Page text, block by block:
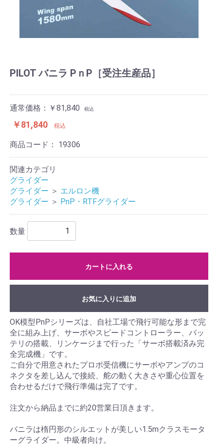
PILOT バニラ PｎP［受注生産品］
通常価格：￥81,840 税込
￥81,840 税込
商品コード： 19306
関連カテゴリ
グライダー
グライダー ＞ エルロン機
グライダー ＞ PnP・RTFグライダー
数量
カートに入れる
お気に入りに追加
OK模型PnPシリーズは、自社工場で飛行可能な形まで完
全に組み上げ、サーボやスピードコントローラー、バッ
テリの搭載、リンケージまで行った「サーボ搭載済み完
全完成機」です。
ご自分で用意されたプロポ受信機にサーボやアンプのコ
ネクタを差し込んで接続、舵の動く大きさや重心位置を
合わせるだけで飛行準備は完了です。
注文から納品までに約20営業日頂きます。
バニラは楕円形のシルエットが美しい1.5mクラスモータ
ーグライダー。中級者向け。